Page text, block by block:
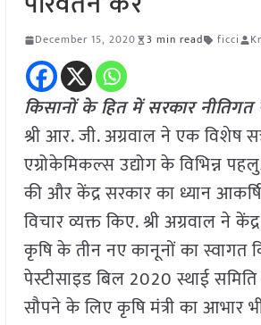
December 15, 2020 3 min read ficci
किसानों के हित में सरकार नीतिगत
श्री आर. जी. अग्रवाल ने एक विशेष
एग्रोकेमिकल्स उद्योग के विभिन्न
की और केंद्र सरकार का ध्यान
विचार व्यक्त किए. श्री अग्रवाल ने
कृषि के तीन नए कानूनों का स्वागत
पेस्टीसाइड बिल 2020 स्थाई समिति
सौपने के लिए कृषि मंत्री का आभार